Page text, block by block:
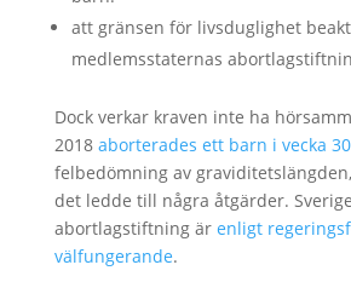
att gränsen för livsduglighet
medlemsstaternas
Dock verkar kraven inte ha
2018 aborterades ett barn i vecka 30
felbedömning av
det ledde till några åtgärder.
abortlagstiftning är enligt
välfungerande.